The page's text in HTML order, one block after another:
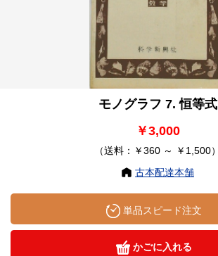
モノグラフ 7. 恒等式
￥3,000
（送料：￥360 ～ ￥1,500）
古本配達本舗
単品スピード注文
かごに入れる